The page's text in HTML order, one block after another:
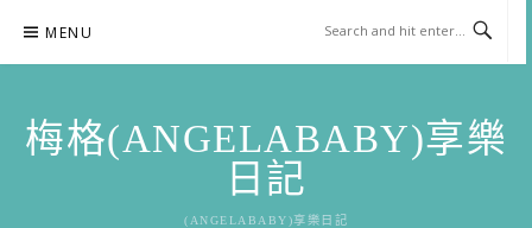
content
MENU
梅格(ANGELABABY)享樂
日記
(ANGELABABY)享樂日記